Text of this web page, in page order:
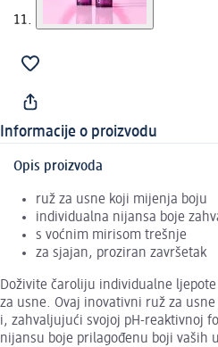
Informacije o proizvodu
Opis proizvoda
ruž za usne koji mijenja boju
individualna nijansa boje
s voćnim mirisom trešnje
za sjajan, proziran završetak
Doživite čaroliju individualne
za usne. Ovaj inovativni ruž za
i, zahvaljujući svojoj pH-reaktivnoj
nijansu boje prilagođenu boji vaših